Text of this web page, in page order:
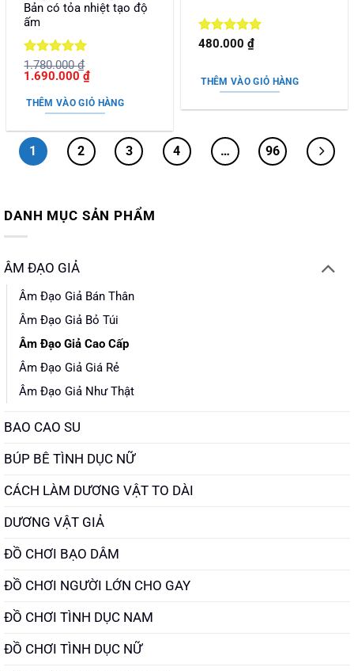
Bản có tỏa nhiệt tạo độ
ấm
Được xếp
hạng55
1.780.000₫
Giá
là:
1.780.000 ₫.
1.690.000₫Giá
tại
là:
THÊM VÀO GIỎ HÀNG
Được xếp
480.000₫
THÊM VÀO GIỎ HÀNG
1 2 3 4 … 96
DANH MỤC SẢN PHẨM
ÂM ĐẠO GIẢ
Âm Đạo Giả Bán Thân
Âm Đạo Giả Bỏ Túi
Âm Đạo Giả Cao Cấp
Âm Đạo Giả Giá Rẻ
Âm Đạo Giả Như Thật
BAO CAO SU
BÚP BÊ TÌNH DỤC NỮ
CÁCH LÀM DƯƠNG VẬT TO DÀI
DƯƠNG VẬT GIẢ
ĐỒ CHƠI BẠO DÂM
ĐỒ CHƠI NGƯỜI LỚN CHO GAY
ĐỒ CHƠI TÌNH DỤC NAM
ĐỒ CHƠI TÌNH DỤC NỮ